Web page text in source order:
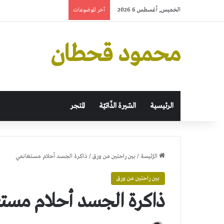
الخميس, أغسطس 6 2026 آخر الموضوعات
محمود قحطان
الرئيسية السّيرة الذّاتيّة المتجر
الرّئيسة / بين راحتين من ورق/ ذاكرة الجسد أحلام مستغانمي
بين راحتين من ورق
ذاكرة الجسد أحلام